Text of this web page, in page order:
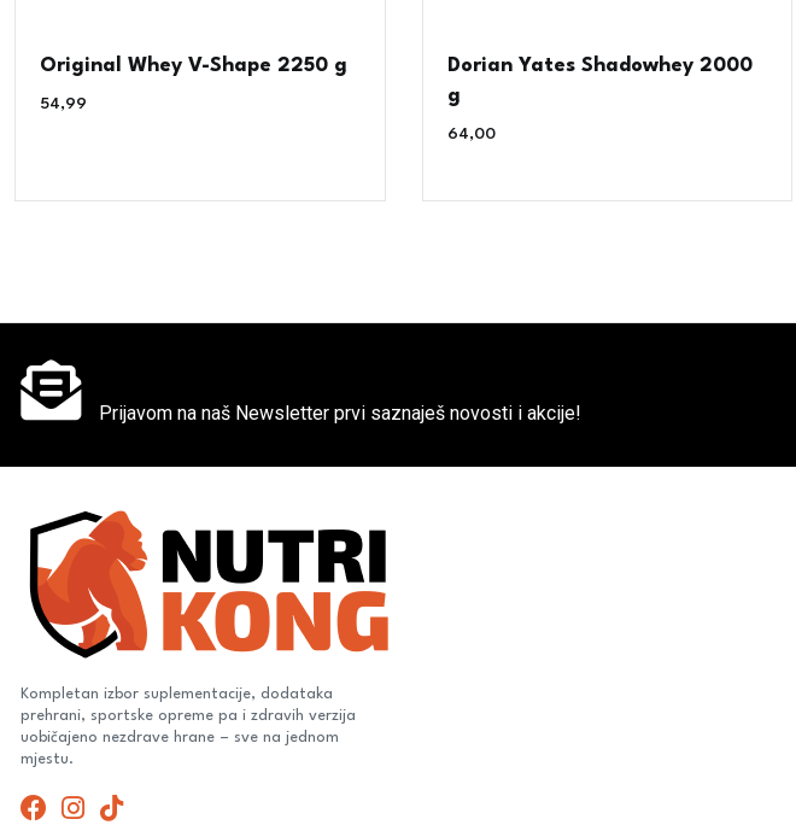
Original Whey V-Shape 2250 g
54,99
Dorian Yates Shadowhey 2000
g
64,00
Prijavom na naš Newsletter prvi saznaješ novosti i akcije!
Kompletan izbor suplementacije, dodataka
prehrani, sportske opreme pa i zdravih verzija
uobičajeno nezdrave hrane – sve na jednom
mjestu.